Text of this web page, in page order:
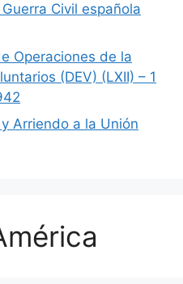
Civil española
Operaciones de la
(DEV) (LXII) – 1
Arriendo a la Unión